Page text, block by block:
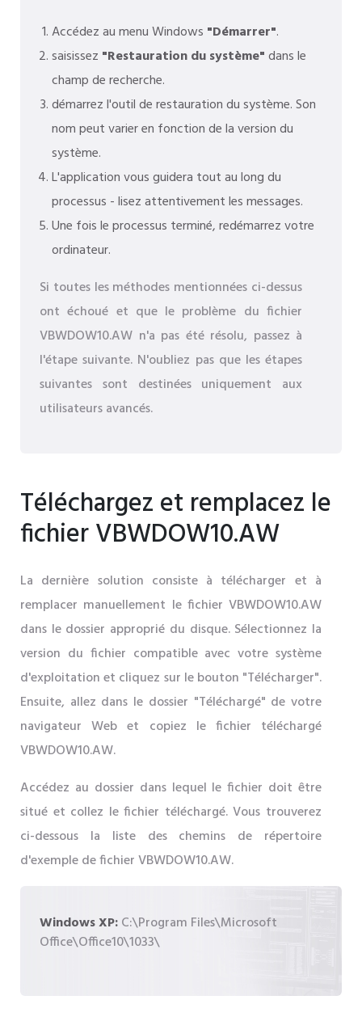
Accédez au menu Windows "Démarrer".
saisissez "Restauration du système"dans le
champ de recherche.
démarrez l'outil de restauration du système. Son
nom peut varier en fonction de la version du
système.
L'application vous guidera tout au long du
processus - lisez attentivement les messages.
Une fois le processus terminé, redémarrez votre
ordinateur.
Si toutes les méthodes mentionnées ci-dessus
ont échoué et que le problème du fichier
VBWDOW10.AW n'a pas été résolu, passez à
l'étape suivante. N'oubliez pas que les étapes
suivantes sont destinées uniquement aux
utilisateurs avancés.
Téléchargez et remplacez le
fichier VBWDOW10.AW
La dernière solution consiste à télécharger et à
remplacer manuellement le fichier VBWDOW10.AW
dans le dossier approprié du disque. Sélectionnez la
version du fichier compatible avec votre système
d'exploitation et cliquez sur le bouton "Télécharger".
Ensuite, allez dans le dossier "Téléchargé" de votre
navigateur Web et copiez le fichier téléchargé
VBWDOW10.AW.
Accédez au dossier dans lequel le fichier doit être
situé et collez le fichier téléchargé. Vous trouverez
ci-dessous la liste des chemins de répertoire
d'exemple de fichier VBWDOW10.AW.
Windows XP:C:\Program Files\Microsoft
Office\Office10\1033\